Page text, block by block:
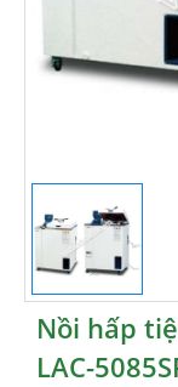
Nồi hấp
LAC-